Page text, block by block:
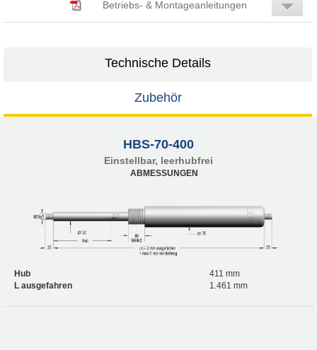
Betriebs- & Montageanleitungen
Technische Details
Zubehör
HBS-70-400
Einstellbar, leerhubfrei
ABMESSUNGEN
Hub
411 mm
L ausgefahren
1.461 mm